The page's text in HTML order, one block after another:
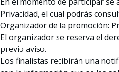
Privacidad, el cual podrás
Organizador de la promoción:
El organizador se reserva el
previo aviso.
Los finalistas recibirán una